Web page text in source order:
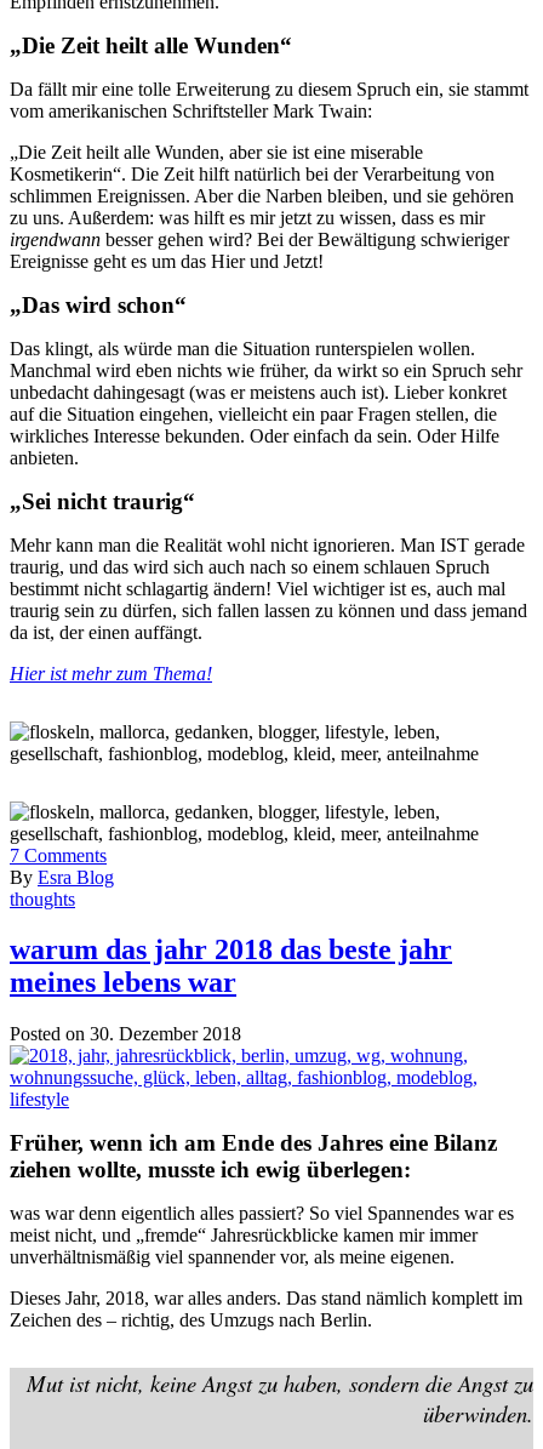
„Die Zeit heilt alle Wunden“
Da fällt mir eine tolle Erweiterung zu diesem Spruch ein, sie stammt
vom amerikanischen Schriftsteller Mark Twain:
„Die Zeit heilt alle Wunden, aber sie ist eine miserable
Kosmetikerin“. Die Zeit hilft natürlich bei der Verarbeitung von
schlimmen Ereignissen. Aber die Narben bleiben, und sie gehören
zu uns. Außerdem: was hilft es mir jetzt zu wissen, dass es mir
irgendwann besser gehen wird? Bei der Bewältigung schwieriger
Ereignisse geht es um das Hier und Jetzt!
„Das wird schon“
Das klingt, als würde man die Situation runterspielen wollen.
Manchmal wird eben nichts wie früher, da wirkt so ein Spruch sehr
unbedacht dahingesagt (was er meistens auch ist). Lieber konkret
auf die Situation eingehen, vielleicht ein paar Fragen stellen, die
wirkliches Interesse bekunden. Oder einfach da sein. Oder Hilfe
anbieten.
„Sei nicht traurig“
Mehr kann man die Realität wohl nicht ignorieren. Man IST gerade
traurig, und das wird sich auch nach so einem schlauen Spruch
bestimmt nicht schlagartig ändern! Viel wichtiger ist es, auch mal
traurig sein zu dürfen, sich fallen lassen zu können und dass jemand
da ist, der einen auffängt.
Hier ist mehr zum Thema!
7 Comments
By Esra Blog
thoughts
warum das jahr 2018 das beste jahr
meines lebens war
Posted on 30. Dezember 2018
Früher, wenn ich am Ende des Jahres eine Bilanz
ziehen wollte, musste ich ewig überlegen:
was war denn eigentlich alles passiert? So viel Spannendes war es
meist nicht, und „fremde“ Jahresrückblicke kamen mir immer
unverhältnismäßig viel spannender vor, als meine eigenen.
Dieses Jahr, 2018, war alles anders. Das stand nämlich komplett im
Zeichen des – richtig, des Umzugs nach Berlin.
Mut ist nicht, keine Angst zu haben, sondern die Angst zu
überwinden.